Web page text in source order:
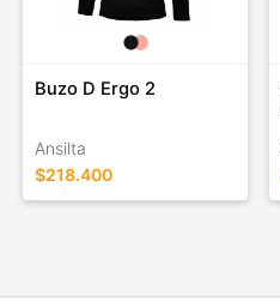
Buzo D Ergo 2
Ansilta
$218.400